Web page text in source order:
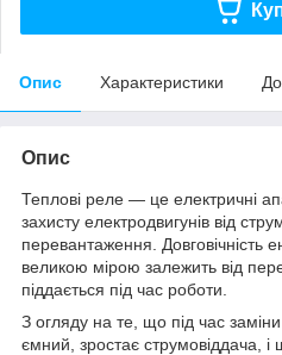
Опис Характеристики
Опис
Теплові реле — це електричні
захисту електродвигунів від
перевантаження. Довговічність
великою мірою залежить від
піддається під час роботи.
З огляду на те, що під час
ємний, зростає струмовіддача,